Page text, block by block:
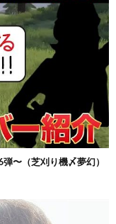
〜（芝刈り機〆夢幻）